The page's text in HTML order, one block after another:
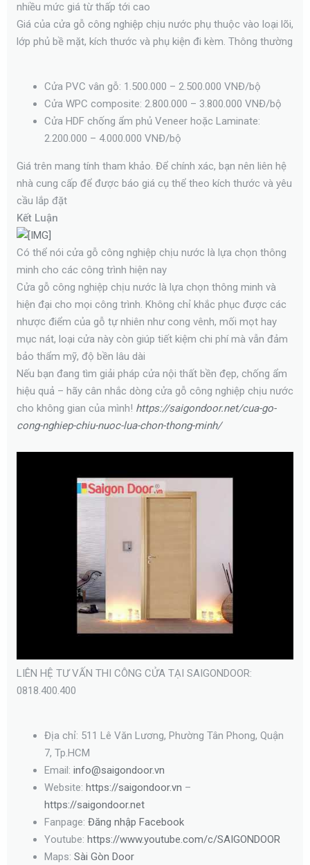
nhiều mức giá từ thấp tới cao
Giá của cửa gỗ công nghiệp chịu nước phụ thuộc vào loại lõi,
lớp phủ bề mặt, kích thước và phụ kiện đi kèm. Thông thường
Cửa PVC vân gỗ: 1.500.000 – 2.500.000 VNĐ/bộ
Cửa WPC composite: 2.800.000 – 3.800.000 VNĐ/bộ
Cửa HDF chống ẩm phủ Veneer hoặc Laminate:
2.200.000 – 4.000.000 VNĐ/bộ
Giá trên mang tính tham khảo. Để chính xác, bạn nên liên hệ
nhà cung cấp để được báo giá cụ thể theo kích thước và yêu
cầu lắp đặt
Kết Luận
Có thể nói cửa gỗ công nghiệp chịu nước là lựa chọn thông
minh cho các công trình hiện nay
Cửa gỗ công nghiệp chịu nước là lựa chọn thông minh và
hiện đại cho mọi công trình. Không chỉ khắc phục được các
nhược điểm của gỗ tự nhiên như cong vênh, mối mọt hay
mục nát, loại cửa này còn giúp tiết kiệm chi phí mà vẫn đảm
bảo thẩm mỹ, độ bền lâu dài
Nếu bạn đang tìm giải pháp cửa nội thất bền đẹp, chống ẩm
hiệu quả – hãy cân nhắc dòng cửa gỗ công nghiệp chịu nước
cho không gian của mình! https://saigondoor.net/cua-go-
cong-nghiep-chiu-nuoc-lua-chon-thong-minh/
LIÊN HỆ TƯ VẤN THI CÔNG CỬA TẠI SAIGONDOOR:
0818.400.400
Địa chỉ: 511 Lê Văn Lương, Phường Tân Phong, Quận
7, Tp.HCM
Email: info@saigondoor.vn
Website: https://saigondoor.vn –
https://saigondoor.net
Fanpage: Đăng nhập Facebook
Youtube: https://www.youtube.com/c/SAIGONDOOR
Maps: Sài Gòn Door